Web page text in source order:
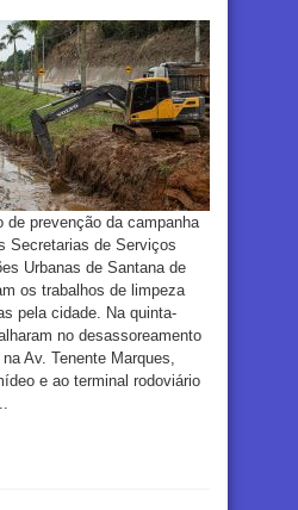
de prevenção da campanha
Secretarias de Serviços
Urbanas de Santana de
os trabalhos de limpeza
pela cidade. Na quinta-
no desassoreamento
Av. Tenente Marques,
e ao terminal rodoviário